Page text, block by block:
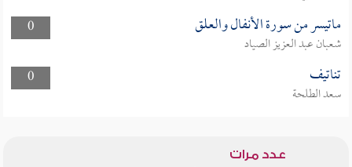
0
ماتيسر من سورة الأنفال والعلق
شعبان عبد العزيز الصياد
0
تناتيف
سعد الطلحة
عدد مرات